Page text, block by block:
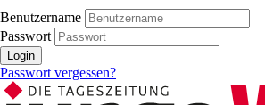
Benutzername
Passwort
Login
Passwort vergessen?